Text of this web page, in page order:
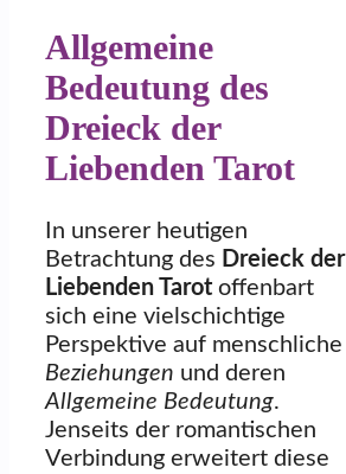
Allgemeine
Bedeutung des
Dreieck der
Liebenden Tarot
In unserer heutigen
Betrachtung des Dreieck der
Liebenden Tarot offenbart
sich eine vielschichtige
Perspektive auf menschliche
Beziehungen und deren
Allgemeine Bedeutung.
Jenseits der romantischen
Verbindung erweitert diese